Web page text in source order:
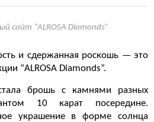
сайт “ALROSA Diamonds”
и сдержанная роскошь — это
“ALROSA Diamonds”.
брошь с камнями разных
10 карат посередине.
украшение в форме солнца